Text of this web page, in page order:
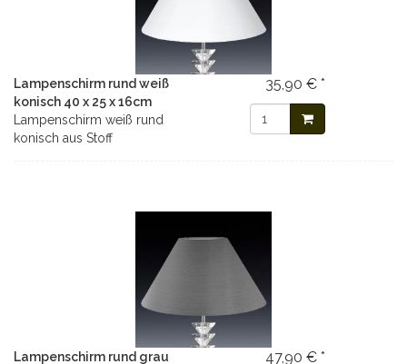
Lampenschirm rund weiß
konisch 40 x 25 x 16cm
Lampenschirm weiß rund
konisch aus Stoff
35,90 € *
Lampenschirm rund grau
47,90 € *